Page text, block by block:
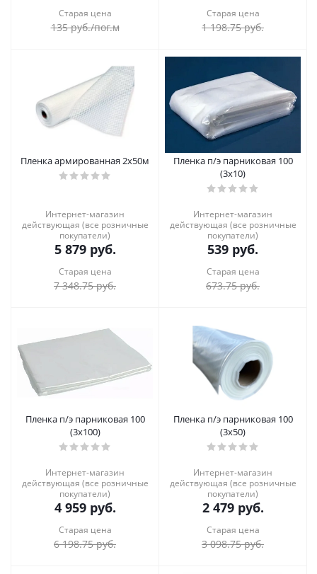
Старая цена
135руб./пог.м
Старая цена
1 198.75руб.
Пленка армированная 2х50м
Интернет-магазин
действующая (все розничные
покупатели)
5 879руб.
Старая цена
7 348.75руб.
Пленка п/э парниковая 100
(3х10)
Интернет-магазин
действующая (все розничные
покупатели)
539 руб.
Старая цена
673.75руб.
Пленка п/э парниковая 100
(3х100)
Интернет-магазин
действующая (все розничные
покупатели)
4 959руб.
Старая цена
6 198.75руб.
Пленка п/э парниковая 100
(3х50)
Интернет-магазин
действующая (все розничные
покупатели)
2 479руб.
Старая цена
3 098.75руб.